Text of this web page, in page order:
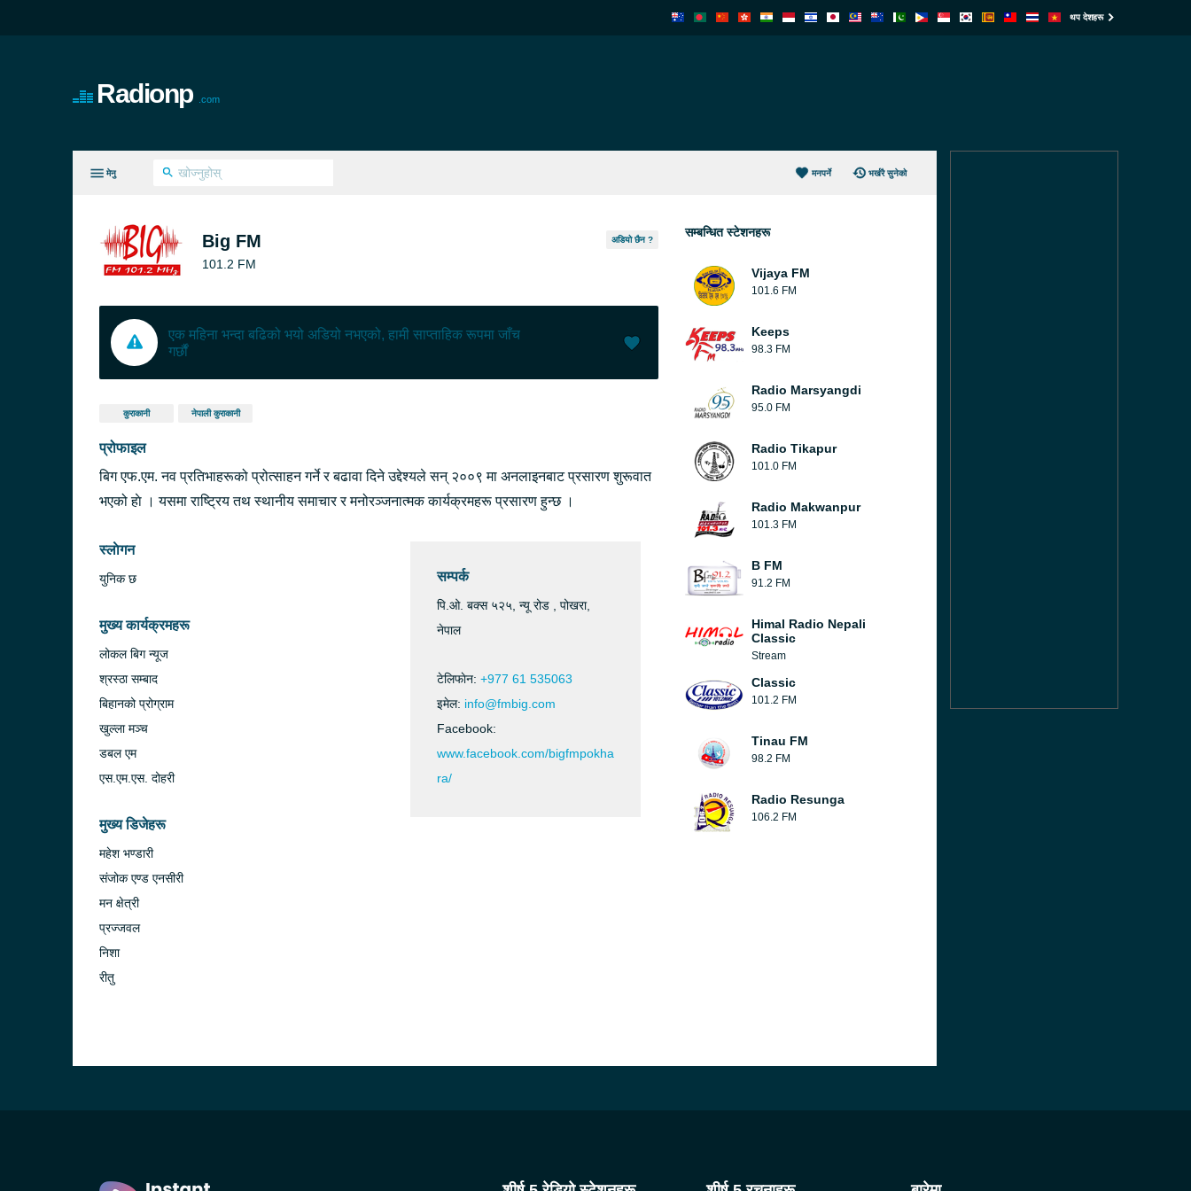
थप देशहरू
Radionp .com
मेनु मनपर्ने भर्खरै सुनेको
Big FM
101.2 FM
अडियो छैन ?
एक महिना भन्दा बढिको भयो अडियो नभएको, हामी साप्ताहिक रूपमा जाँच
गर्छौं
कुराकानी नेपाली कुराकानी
प्रोफाइल
बिग एफ.एम. नव प्रतिभाहरूको प्रोत्साहन गर्ने र बढावा दिने उद्देश्यले सन् २००९ मा अनलाइनबाट प्रसारण शुरूवात
भएको हाे । यसमा राष्ट्रिय तथ स्थानीय समाचार र मनोरञ्जनात्मक कार्यक्रमहरू प्रसारण हुन्छ ।
स्लाेगन
युनिक छ
मुख्य कार्यक्रमहरू
लोकल बिग न्यूज
श्रस्ठा सम्बाद
बिहानको प्रोग्राम
खुल्ला मञ्च
डबल एम
एस.एम.एस. दोहरी
मुख्य डिजेहरू
महेश भण्डारी
संजोक एण्ड एनसीरी
मन क्षेत्री
प्रज्जवल
निशा
रीतु
सम्पर्क
पि.ओ. बक्स ५२५, न्यू रोड , पोखरा,
नेपाल
टेलिफाेन: +977 61 535063
इमेल: info@fmbig.com
Facebook:
www.facebook.com/bigfmpokha
ra/
सम्बन्धित स्टेशनहरू
Vijaya FM
101.6 FM
Keeps
98.3 FM
Radio Marsyangdi
95.0 FM
Radio Tikapur
101.0 FM
Radio Makwanpur
101.3 FM
B FM
91.2 FM
Himal Radio Nepali
Classic
Stream
Classic
101.2 FM
Tinau FM
98.2 FM
Radio Resunga
106.2 FM